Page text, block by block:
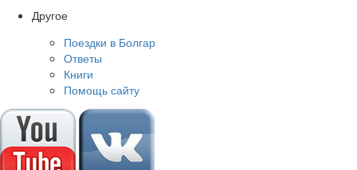
Другое
Поездки в Болгар
Ответы
Книги
Помощь сайту